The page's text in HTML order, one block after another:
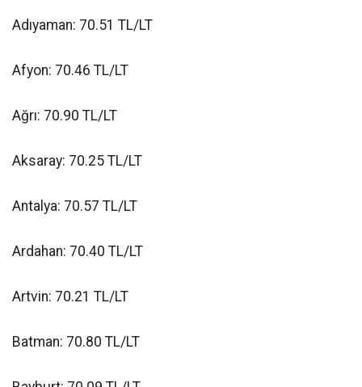
Adıyaman: 70.51 TL/LT
Afyon: 70.46 TL/LT
Ağrı: 70.90 TL/LT
Aksaray: 70.25 TL/LT
Antalya: 70.57 TL/LT
Ardahan: 70.40 TL/LT
Artvin: 70.21 TL/LT
Batman: 70.80 TL/LT